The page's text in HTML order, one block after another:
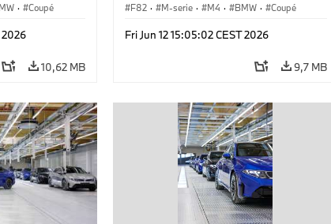
· Coupé
2026
10,62 MB
F82 · M-serie · M4 · BMW · Coupé
Fri Jun 12 15:05:02 CEST 2026
9,7 MB